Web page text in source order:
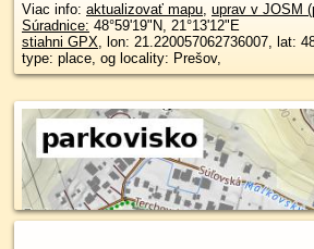
Viac info: aktualizovať mapu, uprav v JOSM
Súradnice: 48°59'19"N, 21°13'12"E
stiahni GPX, lon: 21.220057062736007, lat:
type: place, og locality: Prešov,